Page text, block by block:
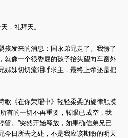
，礼拜天。
孩发来的消息：国永弟兄走了。我愣了
就像一个很委屈的孩子抬头望向车窗外
姊妹切切流泪呼求主，最终上帝还是把
歌《在你荣耀中》轻轻柔柔的旋律触摸
有的一切不再重要，转眼已成空，我
留。”突然开始释放，如果确信弟兄已
今日所去之处，不是我应该期盼的明天